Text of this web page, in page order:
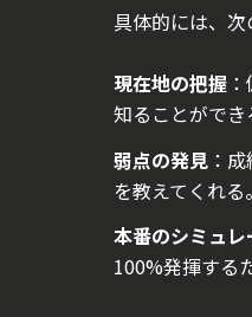
具体的には、次
現在地の把握
知ることができ
弱点の発見 ：
を教えてくれる。
本番のシミュレ
100%発揮する